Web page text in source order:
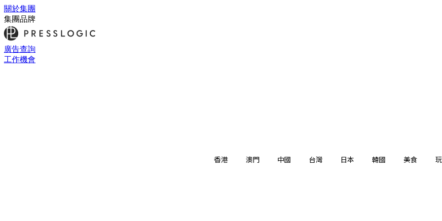
關於集團
集團品牌
廣告查詢
工作機會
香港 澳門 中國 台灣 日本 韓國 美食